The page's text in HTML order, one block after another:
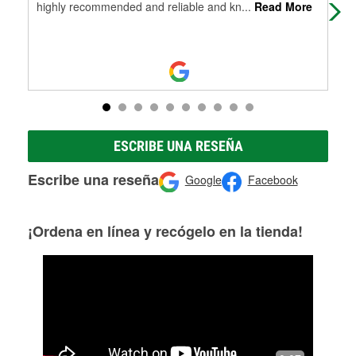
highly recommended and reliable and kn... Read More
ESCRIBE UNA RESEÑA
Escribe una reseña Google Facebook
¡Ordena en línea y recógelo en la tienda!